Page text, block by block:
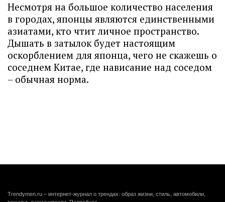
Несмотря на большое количество населения
в городах, японцы являются единственными
азиатами, кто чтит личное пространство.
Дышать в затылок будет настоящим
оскорблением для японца, чего не скажешь о
соседнем Китае, где нависание над соседом
– обычная норма.
Trendymen.ru – интернет-журнал о трендах: образ жизни, стиль, автомобили,